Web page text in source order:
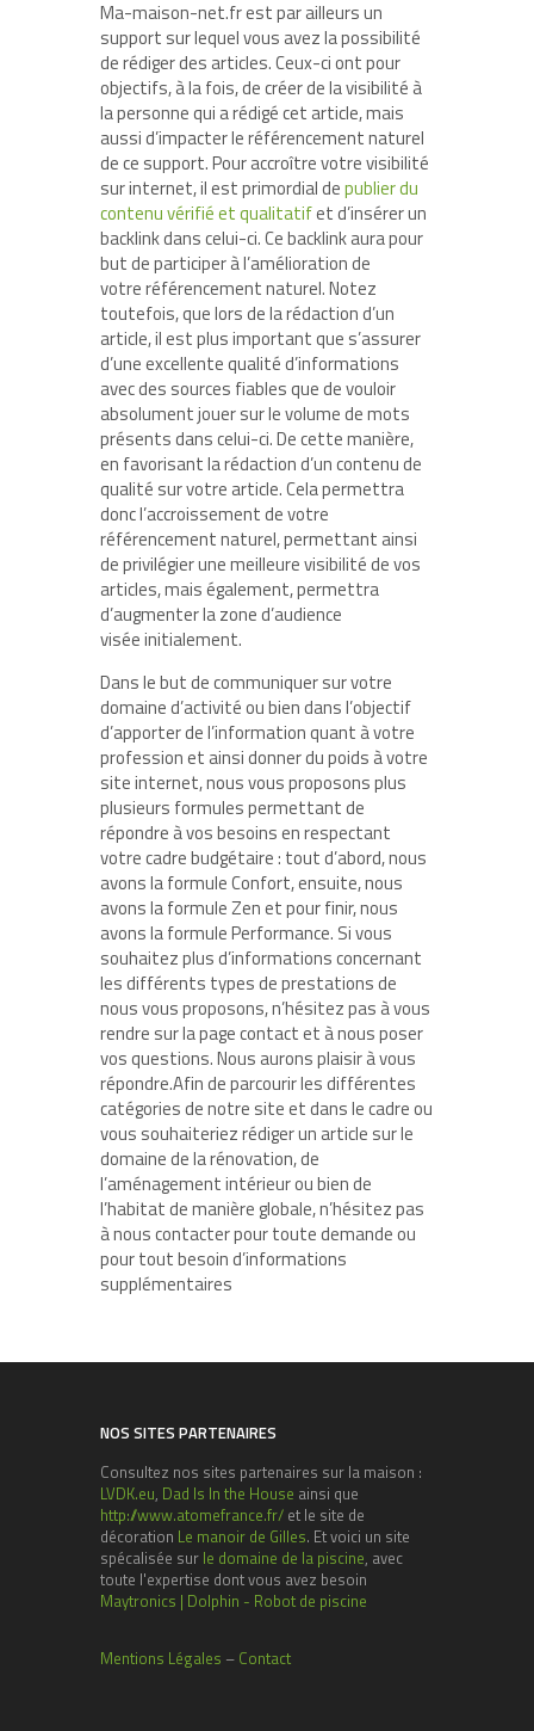
Ma-maison-net.fr est par ailleurs un
support sur lequel vous avez la possibilité
de rédiger des articles. Ceux-ci ont pour
objectifs, à la fois, de créer de la visibilité à
la personne qui a rédigé cet article, mais
aussi d’impacter le référencement naturel
de ce support. Pour accroître votre visibilité
sur internet, il est primordial depublier du
contenu vérifié et qualitatifet d’insérer un
backlink dans celui-ci. Ce backlink aura pour
but de participer à l’amélioration de
votre référencement naturel. Notez
toutefois, que lors de la rédaction d’un
article, il est plus important que s’assurer
d’une excellente qualité d’informations
avec des sources fiables que de vouloir
absolument jouer sur le volume de mots
présents dans celui-ci. De cette manière,
en favorisant la rédaction d’un contenu de
qualité sur votre article. Cela permettra
donc l’accroissement de votre
référencement naturel, permettant ainsi
de privilégier une meilleure visibilité de vos
articles, mais également, permettra
d’augmenter la zone d’audience
visée initialement.
Dans le but de communiquer sur votre
domaine d’activité ou bien dans l’objectif
d’apporter de l’information quant à votre
profession et ainsi donner du poids à votre
site internet, nous vous proposons plus
plusieurs formules permettant de
répondre à vos besoins en respectant
votre cadre budgétaire : tout d’abord, nous
avons la formule Confort, ensuite, nous
avons la formule Zen et pour finir, nous
avons la formule Performance. Si vous
souhaitez plus d’informations concernant
les différents types de prestations de
nous vous proposons, n’hésitez pas à vous
rendre sur la page contact et à nous poser
vos questions. Nous aurons plaisir à vous
répondre.Afin de parcourir les différentes
catégories de notre site et dans le cadre ou
vous souhaiteriez rédiger un article sur le
domaine de la rénovation, de
l’aménagement intérieur ou bien de
l’habitat de manière globale, n’hésitez pas
à nous contacter pour toute demande ou
pour tout besoin d’informations
supplémentaires
NOS SITES PARTENAIRES
Consultez nos sites partenaires sur la maison :
LVDK.eu, Dad Is In the House ainsi que
http://www.atomefrance.fr/ et le site de
décoration Le manoir de Gilles. Et voici un site
spécalisée sur le domaine de la piscine, avec
toute l'expertise dont vous avez besoin
Maytronics | Dolphin - Robot de piscine
Mentions Légales – Contact